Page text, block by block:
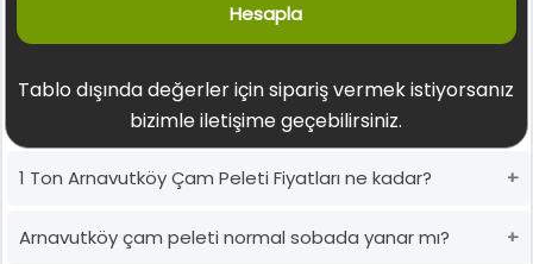
Hesapla
Tablo dışında değerler için sipariş vermek istiyorsanız
bizimle iletişime geçebilirsiniz.
1 Ton Arnavutköy Çam Peleti Fiyatları ne kadar?
Arnavutköy çam peleti normal sobada yanar mı?